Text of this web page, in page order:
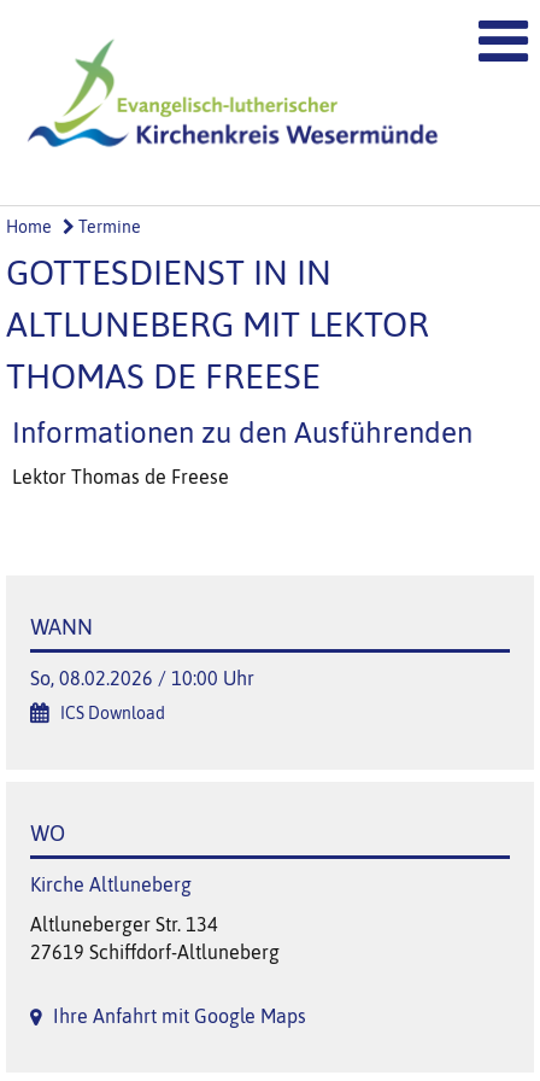
Home Termine
GOTTESDIENST IN IN
ALTLUNEBERG MIT LEKTOR
THOMAS DE FREESE
Informationen zu den Ausführenden
Lektor Thomas de Freese
WANN
So, 08.02.2026 / 10:00 Uhr
ICS Download
WO
Kirche Altluneberg
Altluneberger Str. 134
27619 Schiffdorf-Altluneberg
Ihre Anfahrt mit Google Maps